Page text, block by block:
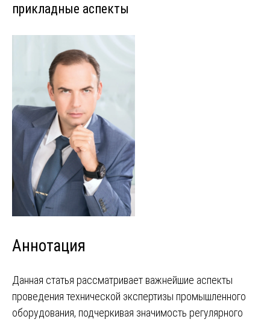
прикладные аспекты
Аннотация
Данная статья рассматривает важнейшие аспекты
проведения технической экспертизы промышленного
оборудования, подчеркивая значимость регулярного